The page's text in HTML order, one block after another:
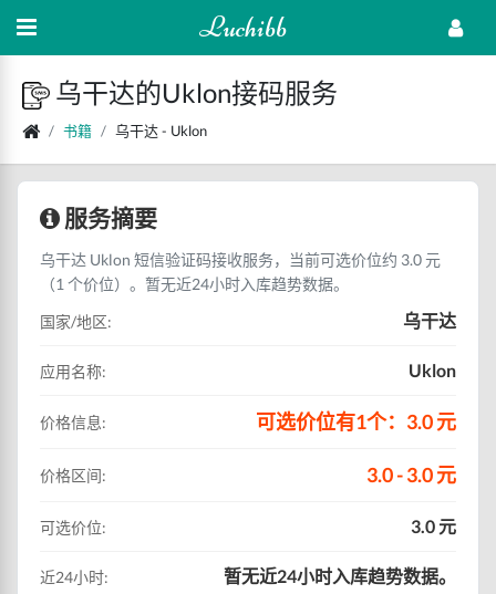
Luchibb
乌干达的Uklon接码服务
书籍 乌干达 - Uklon
服务摘要
乌干达 Uklon 短信验证码接收服务，当前可选价位约 3.0 元
（1 个价位）。暂无近24小时入库趋势数据。
国家/地区:
乌干达
应用名称: Uklon
价格信息: 可选价位有1个：3.0 元
价格区间: 3.0 - 3.0 元
可选价位: 3.0 元
近24小时: 暂无近24小时入库趋势数据。